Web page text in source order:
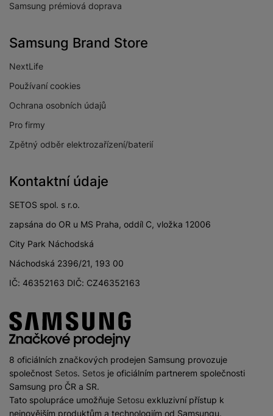
Samsung prémiová doprava
Samsung Brand Store
NextLife
Používaní cookies
Ochrana osobních údajů
Pro firmy
Zpětný odběr elektrozařízení/baterií
Kontaktní údaje
SETOS spol. s r.o.
zapsána do OR u MS Praha, oddíl C, vložka 12006
City Park Náchodská
Náchodská 2396/21, 193 00
IČ: 46352163 DIČ: CZ46352163
8 oficiálních značkových prodejen Samsung provozuje
společnost Setos. Setos je oficiálním partnerem společnosti
Samsung pro ČR a SR.
Tato spolupráce umožňuje Setosu exkluzivní přístup k
nejnovějším produktům a technologiím od Samsungu.